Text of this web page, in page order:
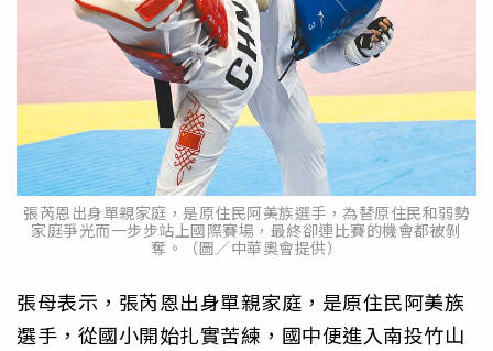
張芮恩出身單親家庭，是原住民阿美族選手，為替原住民和弱勢
家庭爭光而一步步站上國際賽場，最終卻連比賽的機會都被剝
奪。（圖／中華奧會提供）
張母表示，張芮恩出身單親家庭，是原住民阿美族
選手，從國小開始扎實苦練，國中便進入南投竹山